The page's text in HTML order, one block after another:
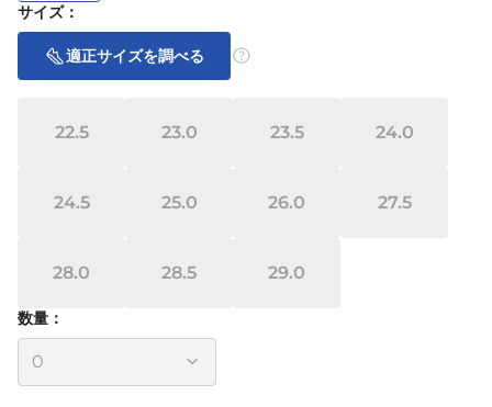
サイズ：
適正サイズを調べる
22.5 23.0 23.5 24.0
24.5 25.0 26.0 27.5
28.0 28.5 29.0
数量：